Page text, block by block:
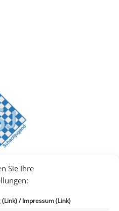
Sie Ihre
/Impressum (Link)